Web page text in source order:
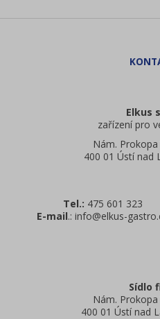
Elkus
zařízení pro
Nám.
400 01 Ústí nad
Tel.: 475 601 323
E-mail.: info@elkus-
Sídlo
Nám.
400 01 Ústí nad